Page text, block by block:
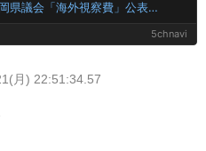
県議会「海外視察費」公表…
5chnavi
月) 22:51:34.57